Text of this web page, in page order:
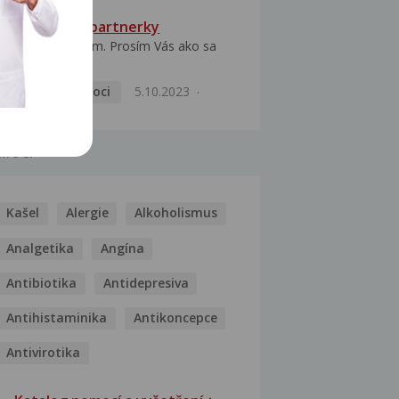
HPV typ 52 u partnerky
Dobrý deň prajem. Prosím Vás ako sa
Pohlavní nemoci
5.10.2023
Kašel Alergie Alkoholismus
Analgetika Angína
Antibiotika Antidepresiva
Antihistaminika Antikoncepce
Antivirotika